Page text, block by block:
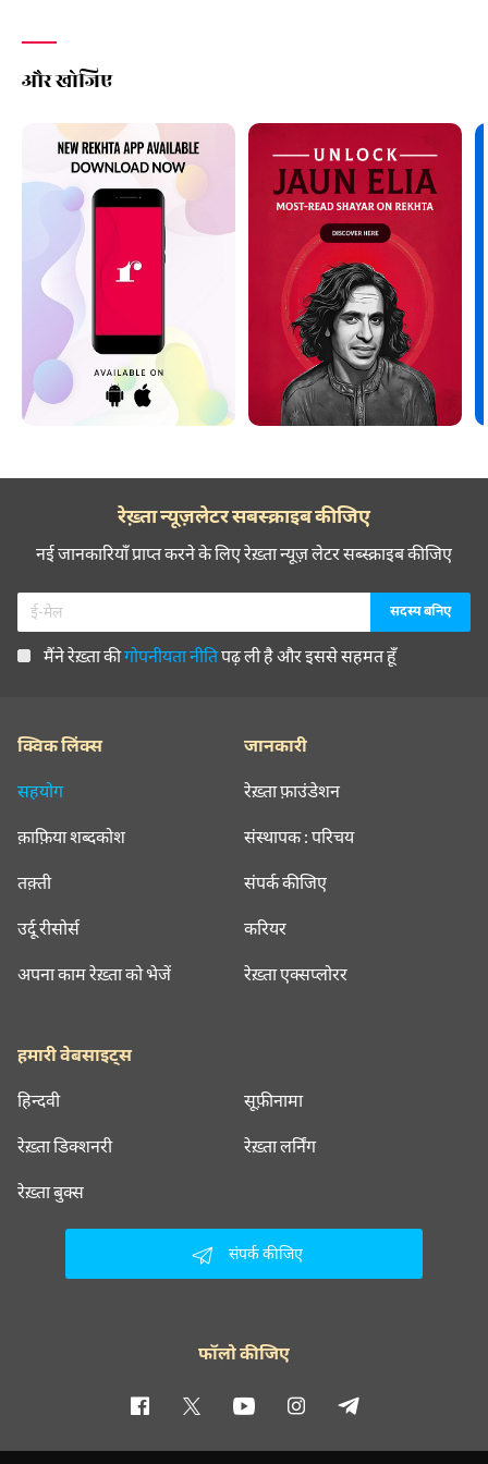
और खोजिए
रेख़्ता न्यूज़लेटर सबस्क्राइब कीजिए
नई जानकारियाँ प्राप्त करने के लिए रेख़्ता न्यूज़ लेटर सब्स्क्राइब कीजिए
मैंने रेख़्ता कीगोपनीयता नीतिपढ़ ली है और इससे सहमत हूँ
क्विक लिंक्स
सहयोग
क़ाफ़िया शब्दकोश
तक़्ती
उर्दू रीसोर्स
अपना काम रेख़्ता को भेजें
जानकारी
रेख़्ता फ़ाउंडेशन
संस्थापक : परिचय
संपर्क कीजिए
करियर
रेख़्ता एक्सप्लोरर
हमारी वेबसाइट्स
हिन्दवी सूफ़ीनामा
रेख़्ता डिक्शनरी रेख़्ता लर्निंग
रेख़्ता बुक्स
संपर्क कीजिए
फॉलो कीजिए